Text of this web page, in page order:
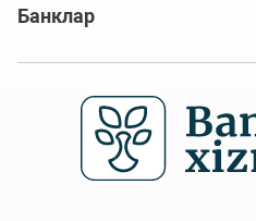
Банклар